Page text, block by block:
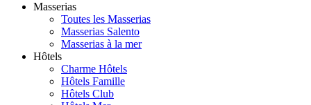
Masserias
Toutes les Masserias
Masserias Salento
Masserias à la mer
Hôtels
Charme Hôtels
Hôtels Famille
Hôtels Club